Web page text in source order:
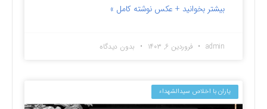
بیشتر بخوانید + عکس نوشته کامل »
admin فروردین ۶, ۱۴۰۳ بدون دیدگاه
یاران با اخلاص سیدالشهداء